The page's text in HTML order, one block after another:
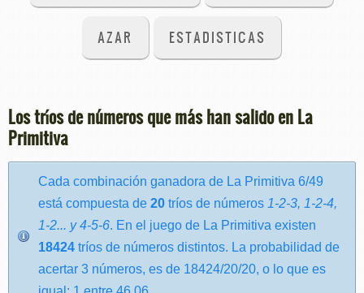
AZAR ESTADISTICAS
Los tríos de números que más han salido en La
Primitiva
Cada combinación ganadora de La Primitiva 6/49
está compuesta de 20 tríos de números 1-2-3, 1-2-4,
1-2... y 4-5-6. En el juego de La Primitiva existen
18424 tríos de números distintos. La probabilidad de
acertar 3 números, es de 18424/20/20, o lo que es